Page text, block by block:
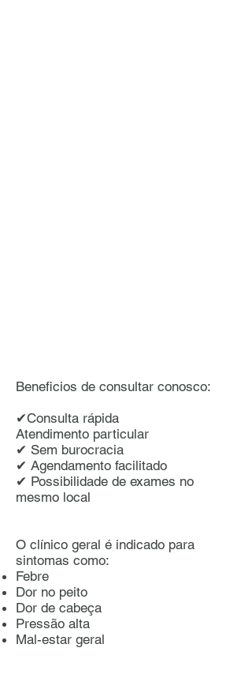
Beneficios de consultar conosco:
✔Consulta rápida
Atendimento particular
✔ Sem burocracia
✔ Agendamento facilitado
✔ Possibilidade de exames no
mesmo local
O clínico geral é indicado para
sintomas como:
Febre
Dor no peito
Dor de cabeça
Pressão alta
Mal-estar geral